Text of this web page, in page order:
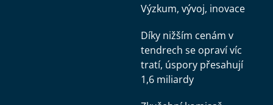
Výzkum, vývoj, inovace
Díky nižším cenám v
tendrech se opraví víc
tratí, úspory přesahují
1,6 miliardy